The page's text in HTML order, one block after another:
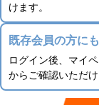
けます。
既存会員の方に
ログイン後、マイ
からご確認いただけ